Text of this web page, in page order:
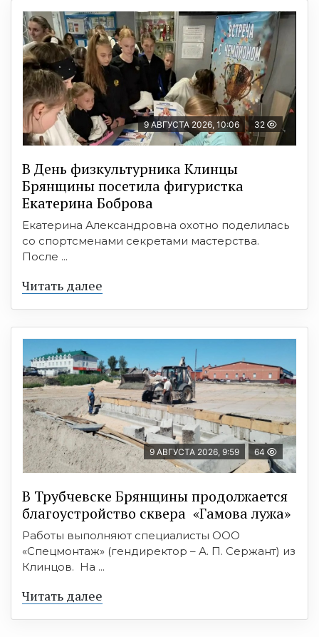
9 АВГУСТА 2026, 10:06 32
В День физкультурника Клинцы
Брянщины посетила фигуристка
Екатерина Боброва
Екатерина Александровна охотно поделилась
со спортсменами секретами мастерства.
После ...
Читать далее
9 АВГУСТА 2026, 9:59 64
В Трубчевске Брянщины продолжается
благоустройство сквера «Гамова лужа»
Работы выполняют специалисты ООО
«Спецмонтаж» (гендиректор – А. П. Сержант) из
Клинцов. На ...
Читать далее